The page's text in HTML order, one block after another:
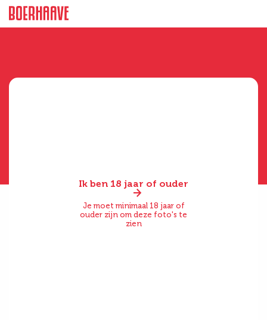
Ik ben 18 jaar of ouder
Je moet minimaal 18 jaar of
ouder zijn om deze foto's te
zien